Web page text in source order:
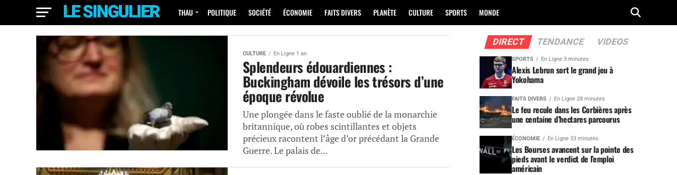
THAU POLITIQUE SOCIÉTÉ ÉCONOMIE FAITS DIVERS PLANÈTE CULTURE SPORTS MONDE
CULTURE En Ligne 1 an
Splendeurs édouardiennes :
Buckingham dévoile les trésors d’une
époque révolue
Une plongée dans le faste oublié de la monarchie
britannique, où robes scintillantes et objets
précieux racontent l’âge d’or précédant la Grande
Guerre. Le palais de...
DIRECT TENDANCE VIDEOS
SPORTS En Ligne 3 minutes
Alexis Lebrun sort le grand jeu à
Yokohama
FAITS DIVERS En Ligne 28 minutes
Le feu recule dans les Corbières après
une centaine d’hectares parcourus
ÉCONOMIE En Ligne 33 minutes
Les Bourses avancent sur la pointe des
pieds avant le verdict de l’emploi
américain